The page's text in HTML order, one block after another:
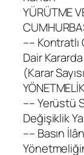
YÜRÜTME
–– Kontratlı
Dair
(Karar
–– Yerüstü
Değişiklik
–– Basın